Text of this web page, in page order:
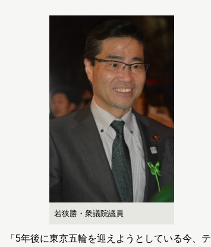
若狭勝・衆議院議員
「5年後に東京五輪を迎えようとしている今、テ